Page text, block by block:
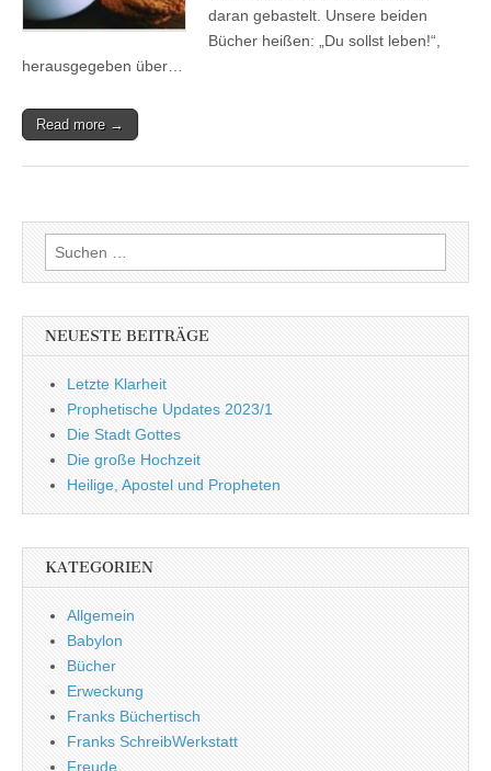
daran gebastelt. Unsere beiden
Bücher heißen: „Du sollst leben!“,
herausgegeben über…
Read more →
Suchen
nach:
NEUESTE BEITRÄGE
Letzte Klarheit
Prophetische Updates 2023/1
Die Stadt Gottes
Die große Hochzeit
Heilige, Apostel und Propheten
KATEGORIEN
Allgemein
Babylon
Bücher
Erweckung
Franks Büchertisch
Franks SchreibWerkstatt
Freude